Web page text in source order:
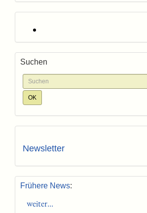
Suchen
Newsletter
Frühere News:
weiter...